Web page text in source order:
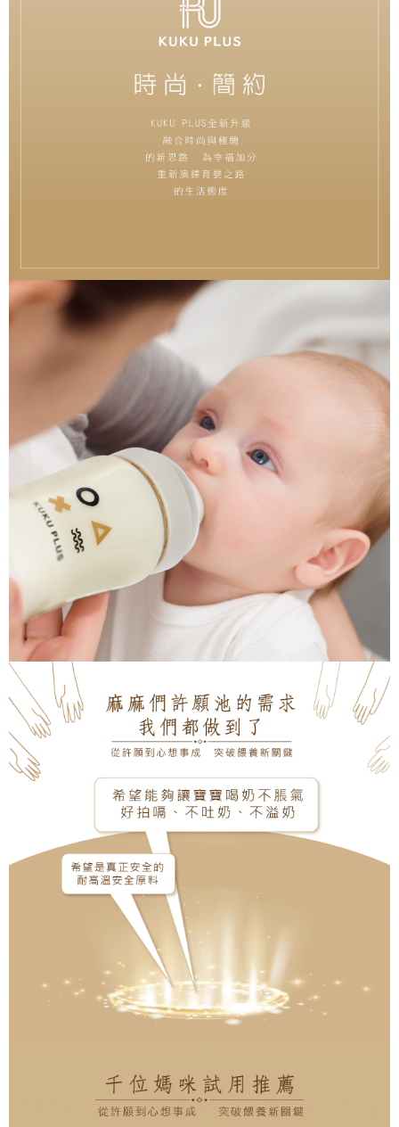
恩沛科技股份有限公司將有權停止該用戶之使用額度並採取法律行動。